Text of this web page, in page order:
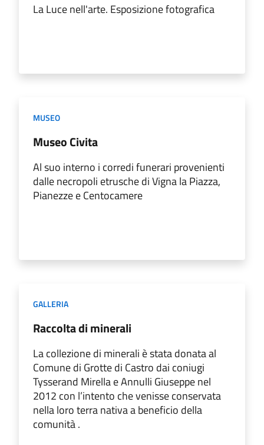
La Luce nell'arte. Esposizione fotografica
MUSEO
Museo Civita
Al suo interno i corredi funerari provenienti
dalle necropoli etrusche di Vigna la Piazza,
Pianezze e Centocamere
GALLERIA
Raccolta di minerali
La collezione di minerali è stata donata al
Comune di Grotte di Castro dai coniugi
Tysserand Mirella e Annulli Giuseppe nel
2012 con l’intento che venisse conservata
nella loro terra nativa a beneficio della
comunità .